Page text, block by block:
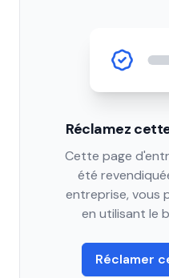
Réclamez
Cette page
été
entreprise, vous
en utilisant le
Réclamer